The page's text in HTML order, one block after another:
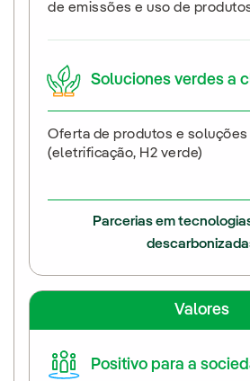
de emissões e uso de
Soluciones verdes a
Oferta de produtos e
(eletrificação, H2 verde)
Parcerias em
Valores
Positivo para a